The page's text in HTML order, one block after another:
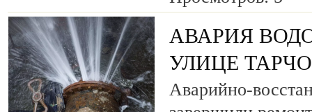
АВАРИЯ
УЛИЦЕ
Аварийно-